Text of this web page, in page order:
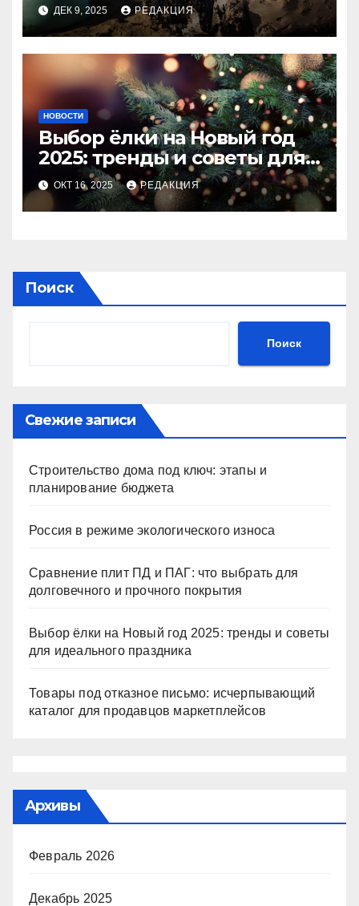
ДЕК 9, 2025 РЕДАКЦИЯ
НОВОСТИ
Выбор ёлки на Новый год
2025: тренды и советы для
идеального праздника
ОКТ 16, 2025 РЕДАКЦИЯ
Поиск
Поиск
Свежие записи
Строительство дома под ключ: этапы и
планирование бюджета
Россия в режиме экологического износа
Сравнение плит ПД и ПАГ: что выбрать для
долговечного и прочного покрытия
Выбор ёлки на Новый год 2025: тренды и советы
для идеального праздника
Товары под отказное письмо: исчерпывающий
каталог для продавцов маркетплейсов
Архивы
Февраль 2026
Декабрь 2025